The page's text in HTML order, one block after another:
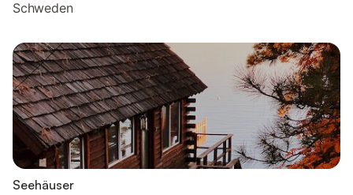
Schweden
Seehäuser